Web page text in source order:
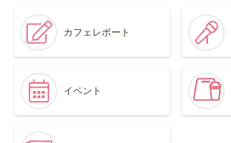
カフェレポート
イベント